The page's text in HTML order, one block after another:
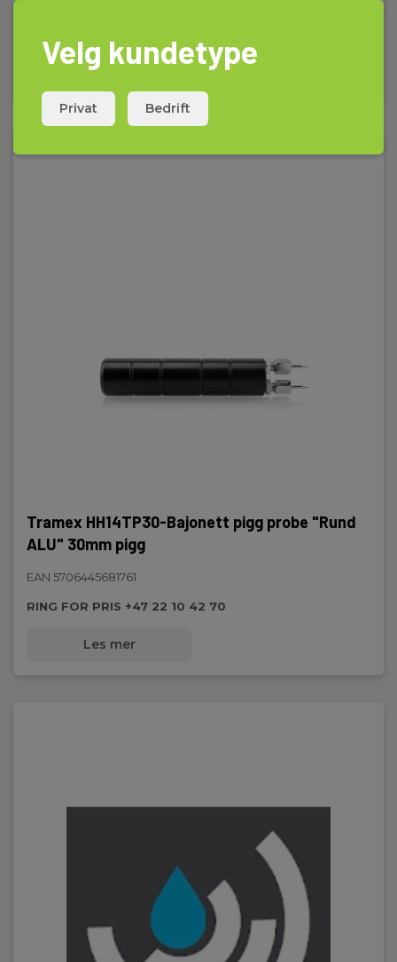
Nettovekt:
Les mer
Tramex HH14TP30-Bajonett pigg probe "Rund
ALU" 30mm pigg
EAN 5706445681761
RING FOR PRIS +47 22 10 42 70
Les mer
Velg kundetype
Privat Bedrift